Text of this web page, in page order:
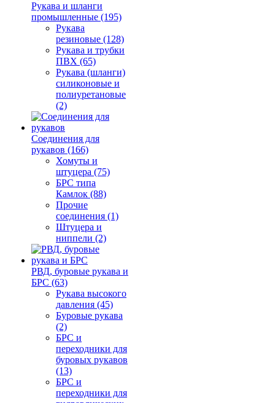
Рукава и шланги
промышленные (195)
Рукава
резиновые (128)
Рукава и трубки
ПВХ (65)
Рукава (шланги)
силиконовые и
полиуретановые
(2)
Соединения для
рукавов (166)
Хомуты и
штуцера (75)
БРС типа
Камлок (88)
Прочие
соединения (1)
Штуцера и
ниппели (2)
РВД, буровые рукава и
БРС (63)
Рукава высокого
давления (45)
Буровые рукава
(2)
БРС и
переходники для
буровых рукавов
(13)
БРС и
переходники для